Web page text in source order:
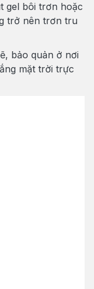
gel bôi trơn hoặc
trở nên trơn tru
bảo quản ở nơi
mặt trời trực